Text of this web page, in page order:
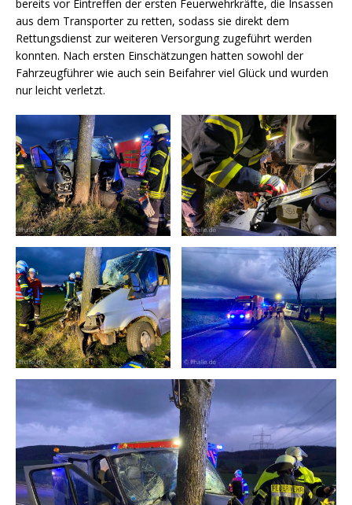
bereits vor Eintreffen der ersten Feuerwehrkräfte, die Insassen
aus dem Transporter zu retten, sodass sie direkt dem
Rettungsdienst zur weiteren Versorgung zugeführt werden
konnten. Nach ersten Einschätzungen hatten sowohl der
Fahrzeugführer wie auch sein Beifahrer viel Glück und wurden
nur leicht verletzt.